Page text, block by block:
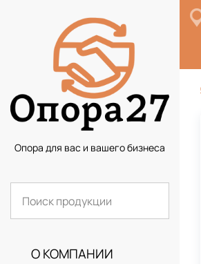
Опора для вас и вашего бизнеса
О КОМПАНИИ